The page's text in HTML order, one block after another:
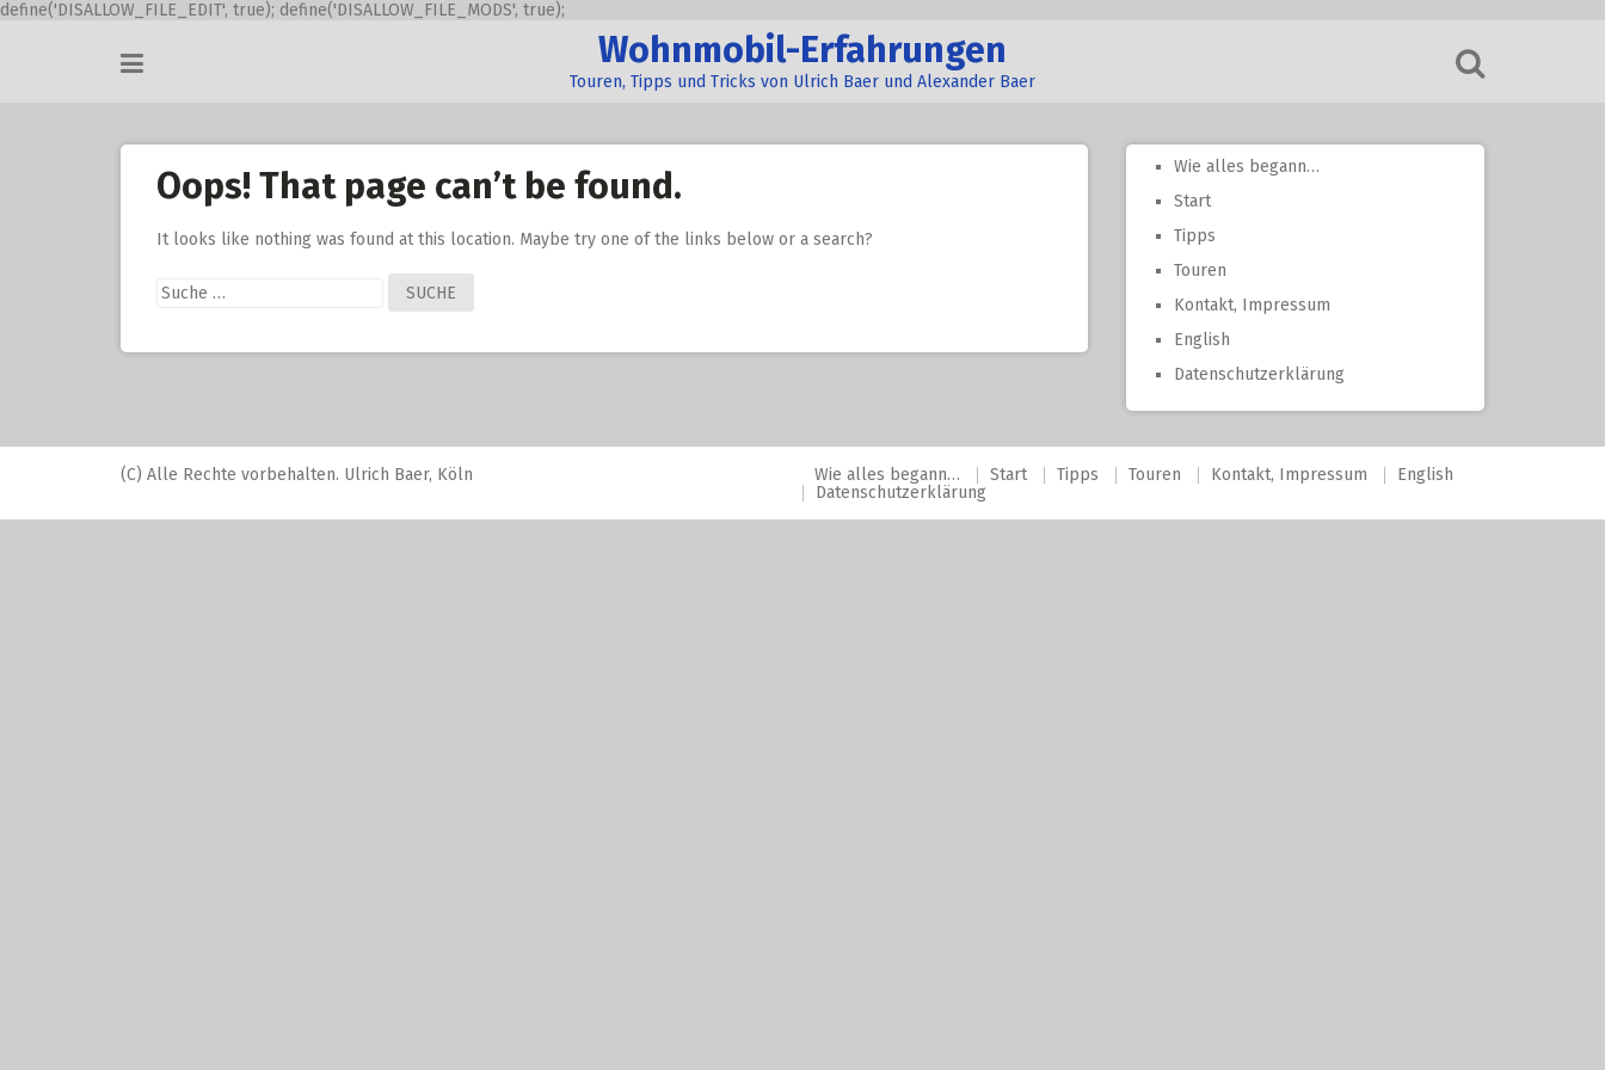
define('DISALLOW_FILE_EDIT', true); define('DISALLOW_FILE_MODS', true);
Wohnmobil-Erfahrungen
Touren, Tipps und Tricks von Ulrich Baer und Alexander Baer
Oops! That page can’t be found.
It looks like nothing was found at this location. Maybe try one of the links below or a search?
Suche
nach:
Wie alles begann…
Start
Tipps
Touren
Kontakt, Impressum
English
Datenschutzerklärung
(C) Alle Rechte vorbehalten. Ulrich Baer, Köln Wie alles begann… Start Tipps Touren Kontakt, Impressum
English
Datenschutzerklärung